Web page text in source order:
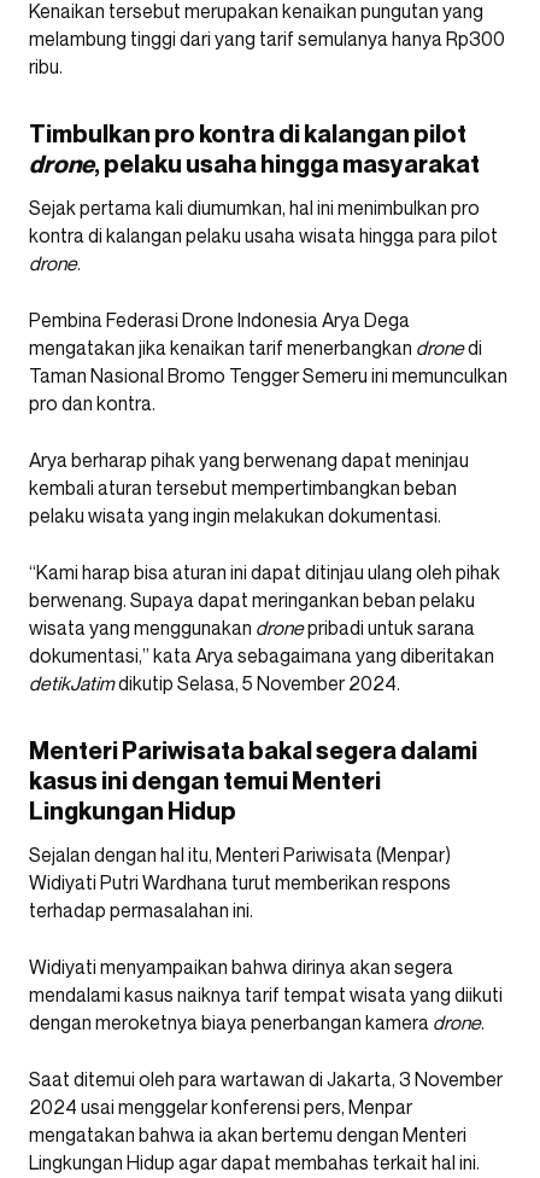
Kenaikan tersebut merupakan kenaikan pungutan yang
melambung tinggi dari yang tarif semulanya hanya Rp300
ribu.
Timbulkan pro kontra di kalangan pilot
drone, pelaku usaha hingga masyarakat
Sejak pertama kali diumumkan, hal ini menimbulkan pro
kontra di kalangan pelaku usaha wisata hingga para pilot
drone.
Pembina Federasi Drone Indonesia Arya Dega
mengatakan jika kenaikan tarif menerbangkan dronedi
Taman Nasional Bromo Tengger Semeru ini memunculkan
pro dan kontra.
Arya berharap pihak yang berwenang dapat meninjau
kembali aturan tersebut mempertimbangkan beban
pelaku wisata yang ingin melakukan dokumentasi.
“Kami harap bisa aturan ini dapat ditinjau ulang oleh pihak
berwenang. Supaya dapat meringankan beban pelaku
wisata yang menggunakan dronepribadi untuk sarana
dokumentasi,” kata Arya sebagaimana yang diberitakan
detikJatimdikutip Selasa, 5 November 2024.
Menteri Pariwisata bakal segera dalami
kasus ini dengan temui Menteri
Lingkungan Hidup
Sejalan dengan hal itu, Menteri Pariwisata (Menpar)
Widiyati Putri Wardhana turut memberikan respons
terhadap permasalahan ini.
Widiyati menyampaikan bahwa dirinya akan segera
mendalami kasus naiknya tarif tempat wisata yang diikuti
dengan meroketnya biaya penerbangan kamera drone.
Saat ditemui oleh para wartawan di Jakarta, 3 November
2024 usai menggelar konferensi pers, Menpar
mengatakan bahwa ia akan bertemu dengan Menteri
Lingkungan Hidup agar dapat membahas terkait hal ini.